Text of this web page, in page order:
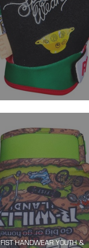
FIST HANDWEAR YOUTH &